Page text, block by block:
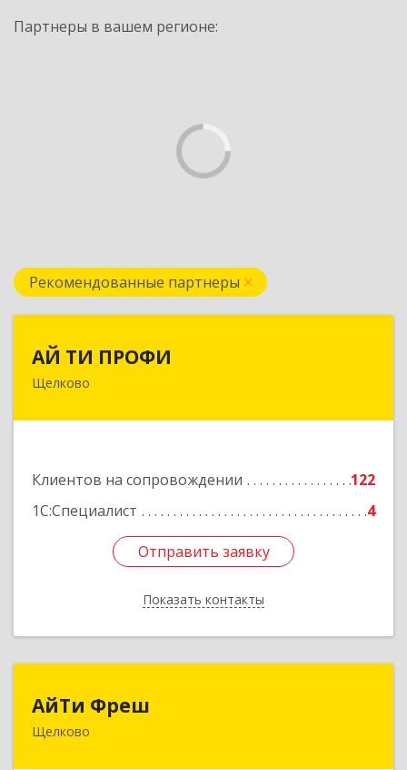
Партнеры в вашем регионе:
Рекомендованные партнеры
АЙ ТИ ПРОФИ
Щелково
Клиентов на сопровождении
122
1С:Специалист
4
Отправить заявку
Показать контакты
Отправить заявку
Назад
АйТи Фреш
Щелково
141100, Московская обл, Щелково г, Городской